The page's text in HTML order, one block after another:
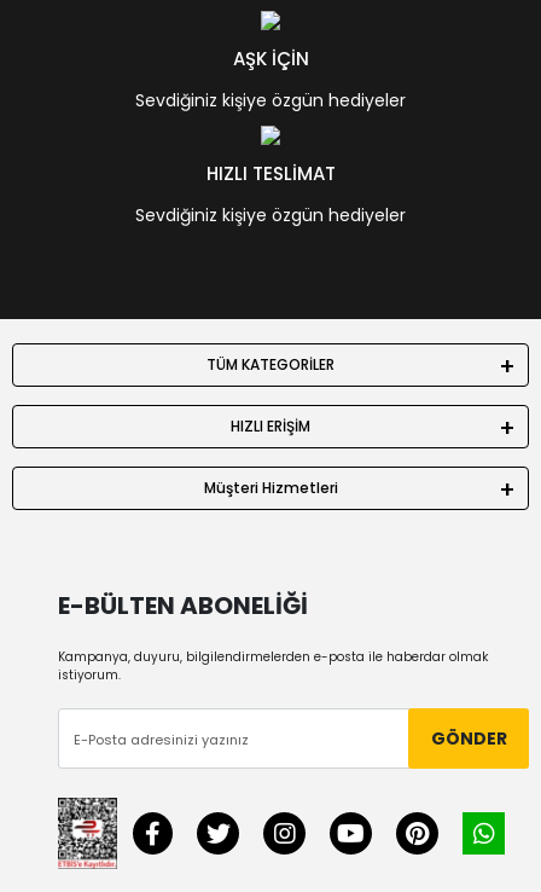
AŞK İÇİN
Sevdiğiniz kişiye özgün hediyeler
HIZLI TESLİMAT
Sevdiğiniz kişiye özgün hediyeler
TÜM KATEGORİLER
HIZLI ERİŞİM
Müşteri Hizmetleri
E-BÜLTEN ABONELİĞİ
Kampanya, duyuru, bilgilendirmelerden e-posta ile haberdar olmak
istiyorum.
GÖNDER